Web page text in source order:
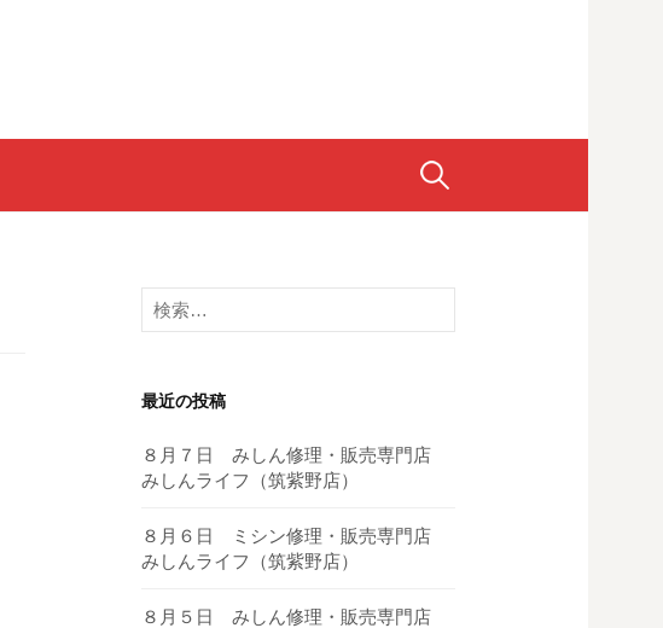
検
検
索:
最近の投稿
８月７日 みしん修理・販売専門店
みしんライフ（筑紫野店）
８月６日 ミシン修理・販売専門店
みしんライフ（筑紫野店）
８月５日 みしん修理・販売専門店